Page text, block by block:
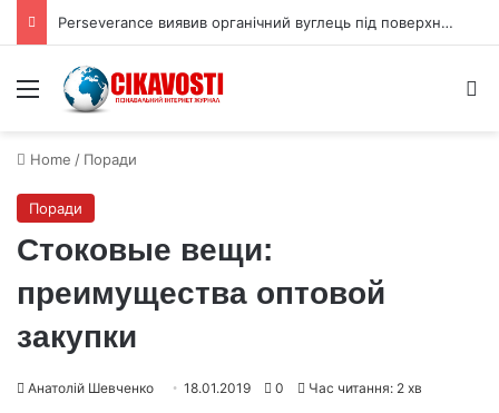
Perseverance виявив органічний вуглець під поверхнею Марса
Menu
Home / Поради
Поради
Стоковые вещи:
преимущества оптовой
закупки
Анатолій Шевченко 18.01.2019 0 Час читання: 2 хв